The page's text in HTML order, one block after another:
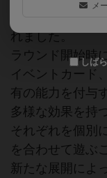
紛糾必至のサバ
れました。
ラウンド開始時
イベントカード
有の能力を付与
多様な効果を持
それぞれを個別
を合わせて遊ぶ
新たな展開によ
メ
しば